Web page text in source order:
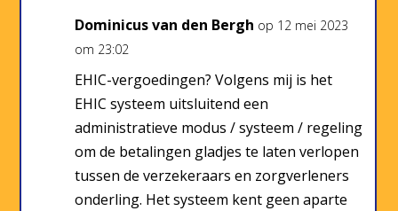
Dominicus van den Bergh op 12 mei 2023
om 23:02
EHIC-vergoedingen? Volgens mij is het
EHIC systeem uitsluitend een
administratieve modus / systeem / regeling
om de betalingen gladjes te laten verlopen
tussen de verzekeraars en zorgverleners
onderling. Het systeem kent geen aparte